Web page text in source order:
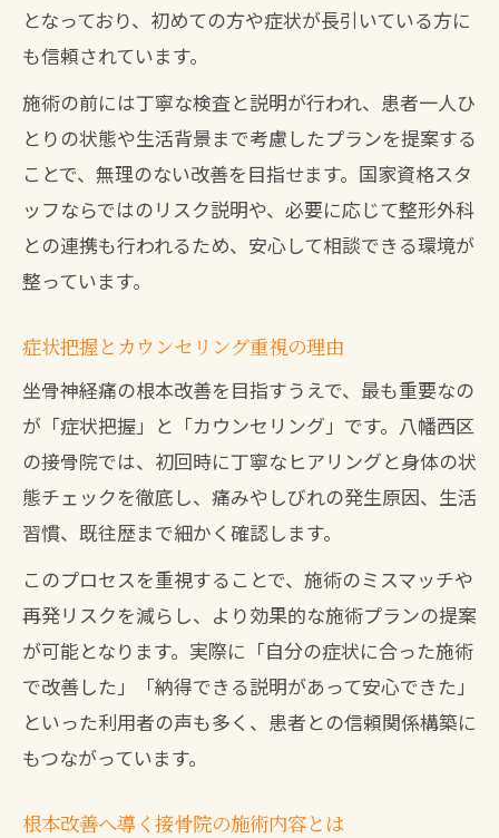
整形外科での診断と接骨院の併用の効果
症状や目的別に選ぶ判断ポイントとは
となっており、初めての方や症状が長引いている方に
も信頼されています。
施術の前には丁寧な検査と説明が行われ、患者一人ひ
とりの状態や生活背景まで考慮したプランを提案する
ことで、無理のない改善を目指せます。国家資格スタ
ッフならではのリスク説明や、必要に応じて整形外科
との連携も行われるため、安心して相談できる環境が
整っています。
症状把握とカウンセリング重視の理由
坐骨神経痛の根本改善を目指すうえで、最も重要なの
が「症状把握」と「カウンセリング」です。八幡西区
の接骨院では、初回時に丁寧なヒアリングと身体の状
態チェックを徹底し、痛みやしびれの発生原因、生活
習慣、既往歴まで細かく確認します。
このプロセスを重視することで、施術のミスマッチや
再発リスクを減らし、より効果的な施術プランの提案
が可能となります。実際に「自分の症状に合った施術
で改善した」「納得できる説明があって安心できた」
といった利用者の声も多く、患者との信頼関係構築に
もつながっています。
根本改善へ導く接骨院の施術内容とは